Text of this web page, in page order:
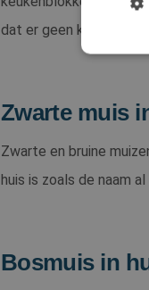
dat er geen kruimels
Zwarte muis
Zwarte en bruine
huis is zoals de naam
Bosmuis in